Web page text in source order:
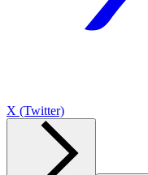
X (Twitter)